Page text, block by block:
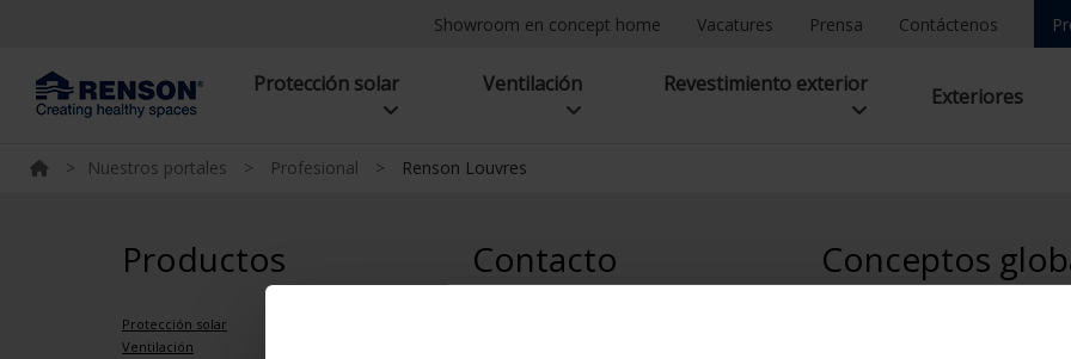
Showroom en concept home Vacatures Prensa Contáctenos
Protección solar Ventilación Revestimiento exterior Exteriores
> Nuestros portales > Profesional > Renson Louvres
Productos
Protección solar
Ventilación
Contacto Conceptos